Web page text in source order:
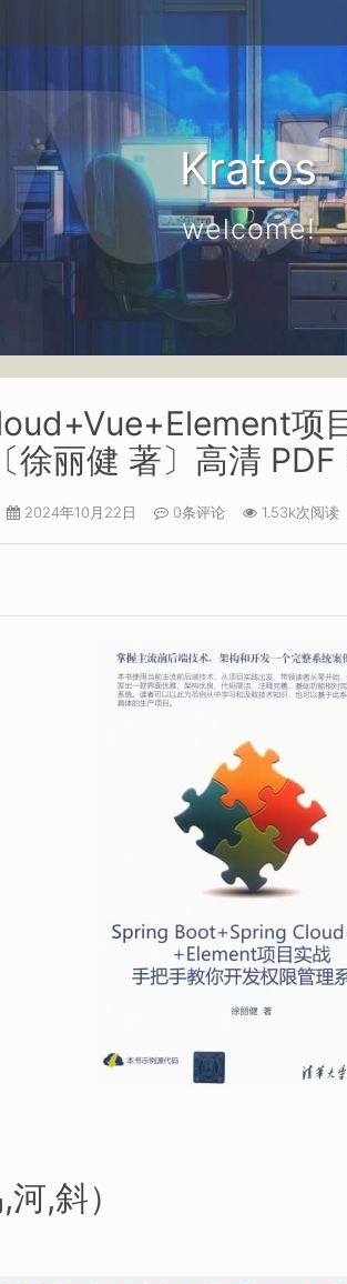
Kratos
welcome!
项
徐丽健 著〕高清
2024年10月22日 0条评论 1.53k次阅读
,斜）